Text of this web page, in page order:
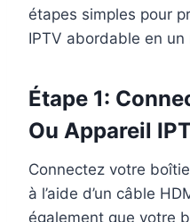
étapes simples pour
IPTV abordable en
Étape 1:
Ou Appareil
Connectez votre
à l’aide d’un câble
également que votre